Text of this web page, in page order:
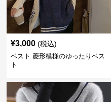
¥3,000 (税込)
ベスト 菱形模様のゆったりベス
ト